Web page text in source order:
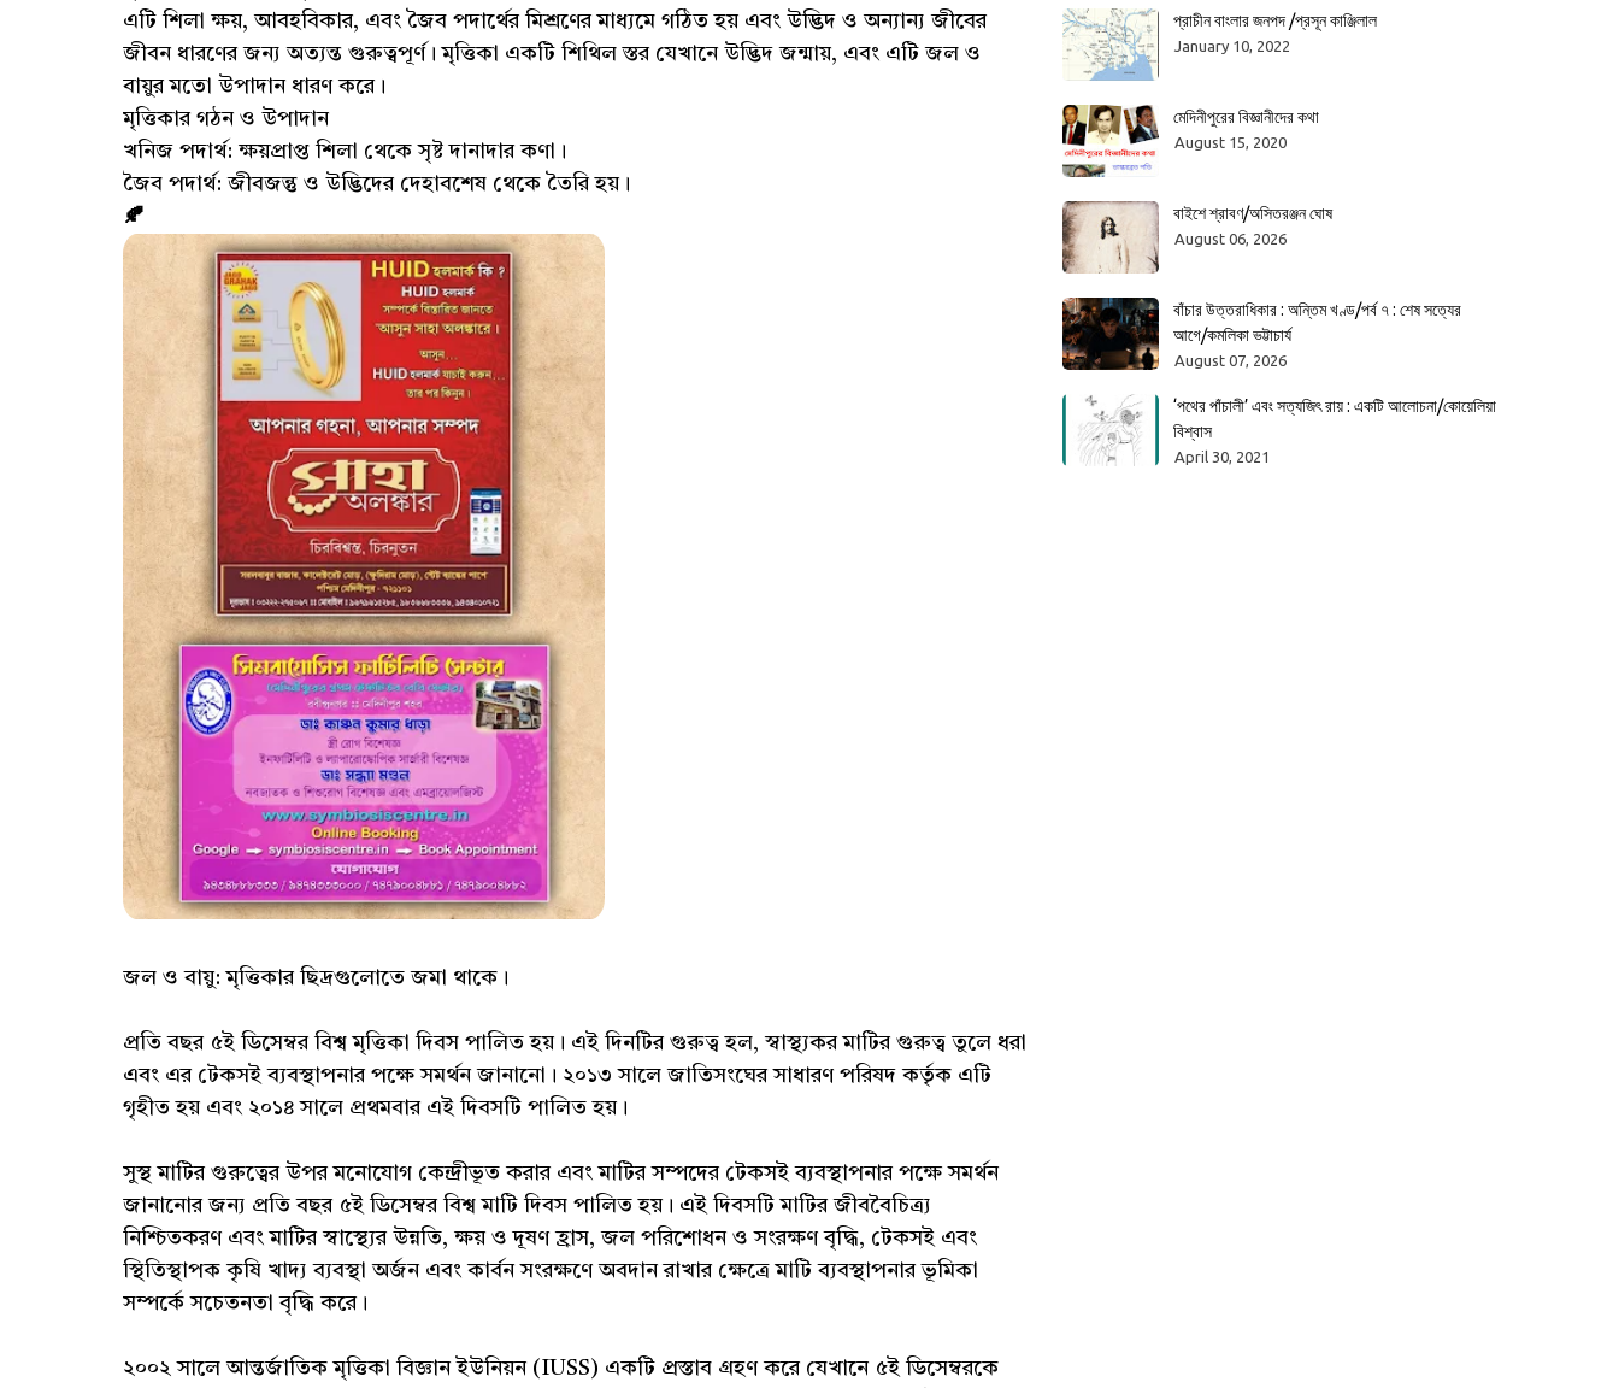
এটি শিলা ক্ষয়, আবহবিকার, এবং জৈব পদার্থের মিশ্রণের মাধ্যমে গঠিত হয় এবং উদ্ভিদ ও অন্যান্য জীবের
জীবন ধারণের জন্য অত্যন্ত গুরুত্বপূর্ণ। মৃত্তিকা একটি শিথিল স্তর যেখানে উদ্ভিদ জন্মায়, এবং এটি জল ও
বায়ুর মতো উপাদান ধারণ করে।
মৃত্তিকার গঠন ও উপাদান
খনিজ পদার্থ: ক্ষয়প্রাপ্ত শিলা থেকে সৃষ্ট দানাদার কণা।
জৈব পদার্থ: জীবজন্তু ও উদ্ভিদের দেহাবশেষ থেকে তৈরি হয়।
🍂
জল ও বায়ু: মৃত্তিকার ছিদ্রগুলোতে জমা থাকে।
প্রতি বছর ৫ই ডিসেম্বর বিশ্ব মৃত্তিকা দিবস পালিত হয়। এই দিনটির গুরুত্ব হল, স্বাস্থ্যকর মাটির গুরুত্ব তুলে ধরা
এবং এর টেকসই ব্যবস্থাপনার পক্ষে সমর্থন জানানো। ২০১৩ সালে জাতিসংঘের সাধারণ পরিষদ কর্তৃক এটি
গৃহীত হয় এবং ২০১৪ সালে প্রথমবার এই দিবসটি পালিত হয়।
সুস্থ মাটির গুরুত্বের উপর মনোযোগ কেন্দ্রীভূত করার এবং মাটির সম্পদের টেকসই ব্যবস্থাপনার পক্ষে সমর্থন
জানানোর জন্য প্রতি বছর ৫ই ডিসেম্বর বিশ্ব মাটি দিবস পালিত হয়। এই দিবসটি মাটির জীববৈচিত্র্য
নিশ্চিতকরণ এবং মাটির স্বাস্থ্যের উন্নতি, ক্ষয় ও দূষণ হ্রাস, জল পরিশোধন ও সংরক্ষণ বৃদ্ধি, টেকসই এবং
স্থিতিস্থাপক কৃষি খাদ্য ব্যবস্থা অর্জন এবং কার্বন সংরক্ষণে অবদান রাখার ক্ষেত্রে মাটি ব্যবস্থাপনার ভূমিকা
সম্পর্কে সচেতনতা বৃদ্ধি করে।
২০০২ সালে আন্তর্জাতিক মৃত্তিকা বিজ্ঞান ইউনিয়ন (IUSS) একটি প্রস্তাব গ্রহণ করে যেখানে ৫ই ডিসেম্বরকে
প্রাচীন বাংলার জনপদ /প্রসূন কাঞ্জিলাল
January 10, 2022
মেদিনীপুরের বিজ্ঞানীদের কথা
August 15, 2020
বাইশে শ্রাবণ/অসিতরঞ্জন ঘোষ
August 06, 2026
বাঁচার উত্তরাধিকার : অন্তিম খণ্ড/পর্ব ৭ : শেষ সত্যের
আগে/কমলিকা ভট্টাচার্য
August 07, 2026
‘পথের পাঁচালী’ এবং সত্যজিৎ রায় : একটি আলোচনা/কোয়েলিয়া
বিশ্বাস
April 30, 2021